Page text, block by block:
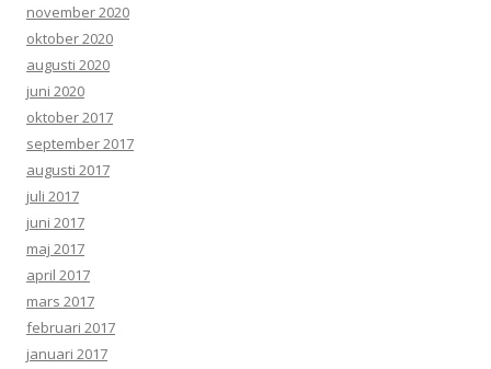
november 2020
oktober 2020
augusti 2020
juni 2020
oktober 2017
september 2017
augusti 2017
juli 2017
juni 2017
maj 2017
april 2017
mars 2017
februari 2017
januari 2017